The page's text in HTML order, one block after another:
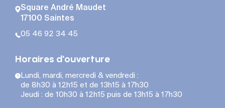
Square André Maudet
17100 Saintes
05 46 92 34 45
Horaires d'ouverture
Lundi, mardi, mercredi & vendredi :
de 8h30 à 12h15 et de 13h15 à 17h30
Jeudi : de 10h30 à 12h15 puis de 13h15 à 17h30